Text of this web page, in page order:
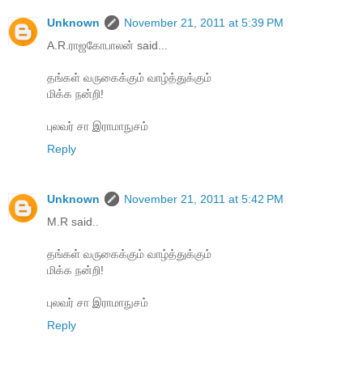
Unknown
November 21, 2011 at 5:39 PM
A.R.ராஜகோபாலன் said...
தங்கள் வருகைக்கும் வாழ்த்துக்கும்
மிக்க நன்றி!
புலவர் சா இராமாநுசம்
Reply
Unknown
November 21, 2011 at 5:42 PM
M.R said..
தங்கள் வருகைக்கும் வாழ்த்துக்கும்
மிக்க நன்றி!
புலவர் சா இராமாநுசம்
Reply